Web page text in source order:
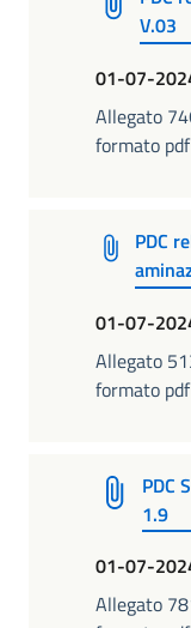
V.03
01-07-
Allegato
formato pdf
PDC
01-07-
Allegato
formato pdf
PDC
1.9
01-07-
Allegato